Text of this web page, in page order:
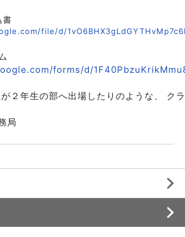
書
file/d/
forms/d/
２年生の部へ出場したりのような、 ク
局